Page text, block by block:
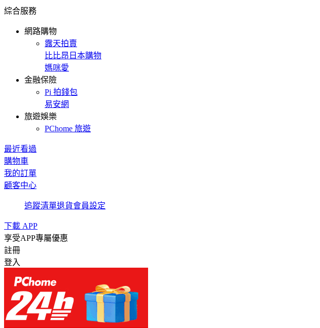
綜合服務
網路購物
露天拍賣
比比昂日本購物
媽咪愛
金融保險
Pi 拍錢包
易安網
旅遊娛樂
PChome 旅遊
最近看過
購物車
我的訂單
顧客中心
追蹤清單退貨會員設定
下載 APP
享受APP專屬優惠
註冊
登入